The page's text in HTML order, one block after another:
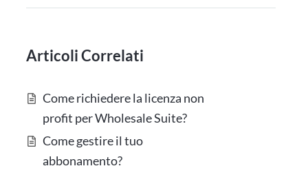
Articoli Correlati
Come richiedere la licenza non
profit per Wholesale Suite?
Come gestire il tuo
abbonamento?